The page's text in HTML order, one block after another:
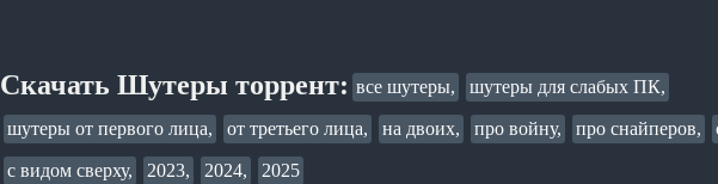
Скачать Шутеры торрент: все шутеры, шутеры для слабых ПК,
шутеры от первого лица, от третьего лица, на двоих, про войну, про снайперов,
с видом сверху, 2023, 2024, 2025